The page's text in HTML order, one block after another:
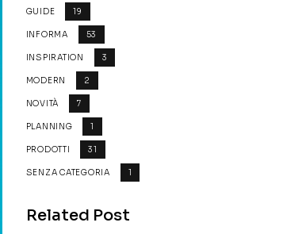
GUIDE 19
INFORMA 53
INSPIRATION 3
MODERN 2
NOVITÀ 7
PLANNING 1
PRODOTTI 31
SENZA CATEGORIA 1
Related Post